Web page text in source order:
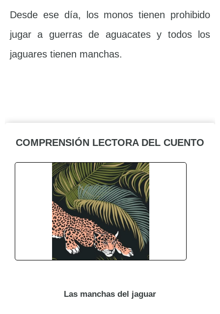
Desde ese día, los monos tienen prohibido
jugar a guerras de aguacates y todos los
jaguares tienen manchas.
COMPRENSIÓN LECTORA DEL CUENTO
Las manchas del jaguar